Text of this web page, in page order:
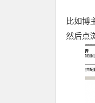
比如博
然后点